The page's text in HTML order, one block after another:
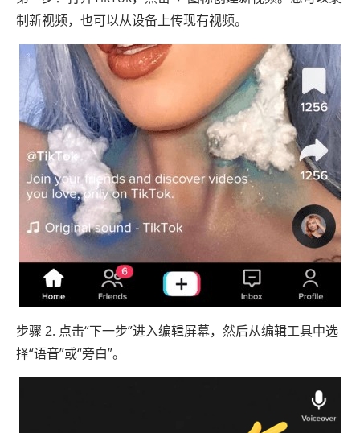
制新视频，也可以从设备上传现有视频。
步骤 2. 点击“下一步”进入编辑屏幕，然后从编辑工具中选
择“语音”或“旁白”。